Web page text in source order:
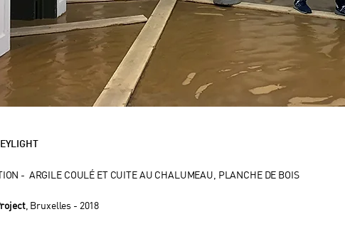
- ARGILE COULÉ ET CUITE AU CHALUMEAU, PLANCHE DE BOIS
, Bruxelles - 2018